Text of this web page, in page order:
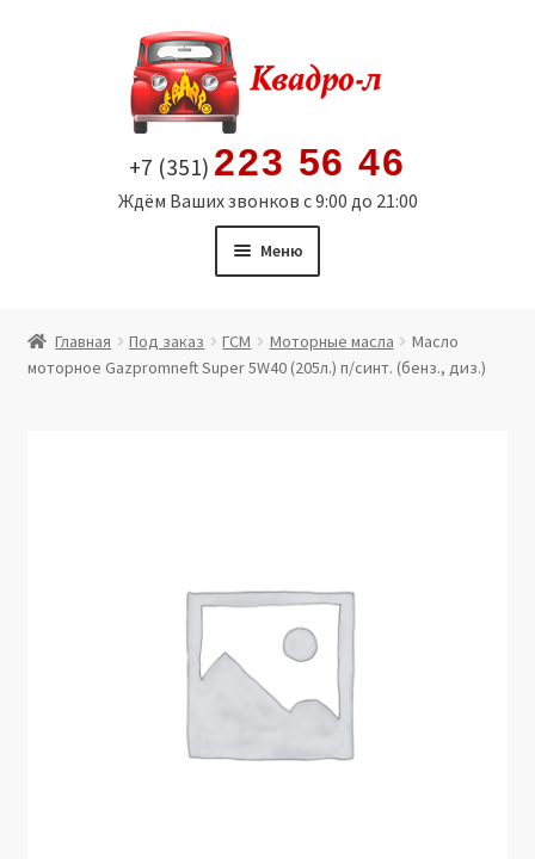
содержимому
+7 (351) 223 56 46
Ждём Ваших звонков с 9:00 до 21:00
Меню
Витрина
Юридические данные
Главная Под заказ ГСМ Моторные масла
Масло
моторное Gazpromneft Super 5W40 (205л.) п/синт. (бенз., диз.)